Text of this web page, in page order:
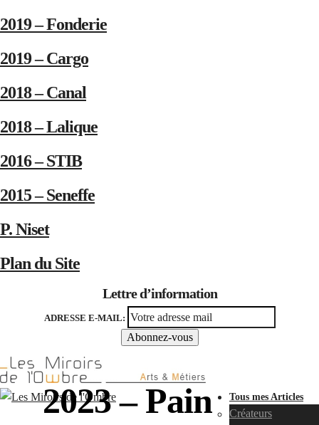
2019 – Fonderie
2019 – Cargo
2018 – Canal
2018 – Lalique
2016 – STIB
2015 – Seneffe
P. Niset
Plan du Site
Lettre d’information
ADRESSE E-MAIL:
Tous mes Articles
Créateurs
2023 – Pain